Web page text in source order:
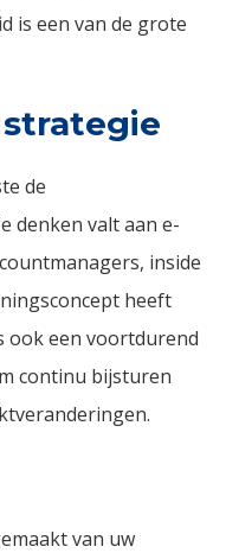
is een van de grote
de
denken valt aan e-
inside
heeft
ook een voortdurend
continu bijsturen
van uw